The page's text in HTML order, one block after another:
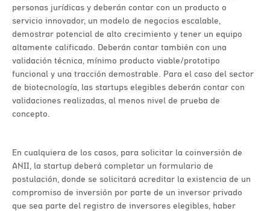
personas jurídicas y deberán contar con un producto o
servicio innovador, un modelo de negocios escalable,
demostrar potencial de alto crecimiento y tener un equipo
altamente calificado. Deberán contar también con una
validación técnica, mínimo producto viable/prototipo
funcional y una tracción demostrable. Para el caso del sector
de biotecnología, las startups elegibles deberán contar con
validaciones realizadas, al menos nivel de prueba de
concepto.
En cualquiera de los casos, para solicitar la coinversión de
ANII, la startup deberá completar un formulario de
postulación, donde se solicitará acreditar la existencia de un
compromiso de inversión por parte de un inversor privado
que sea parte del registro de inversores elegibles, haber